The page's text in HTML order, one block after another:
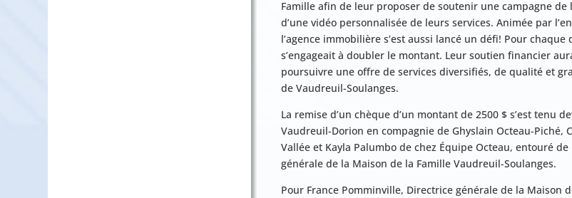
Famille afin de leur proposer de soutenir une campagne
d’une vidéo personnalisée de leurs services. Animée par
l’agence immobilière s’est aussi lancé un défi! Pour chaque
s’engageait à doubler le montant. Leur soutien financier
poursuivre une offre de services diversifiés, de qualité et
de Vaudreuil-Soulanges.
La remise d’un chèque d’un montant de 2500 $ s’est tenu
Vaudreuil-Dorion en compagnie de Ghyslain Octeau-Piché,
Vallée et Kayla Palumbo de chez Équipe Octeau, entouré
générale de la Maison de la Famille Vaudreuil-Soulanges.
Pour France Pomminville, Directrice générale de la Maison